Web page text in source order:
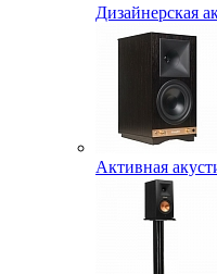
Дизайнерская
Активная